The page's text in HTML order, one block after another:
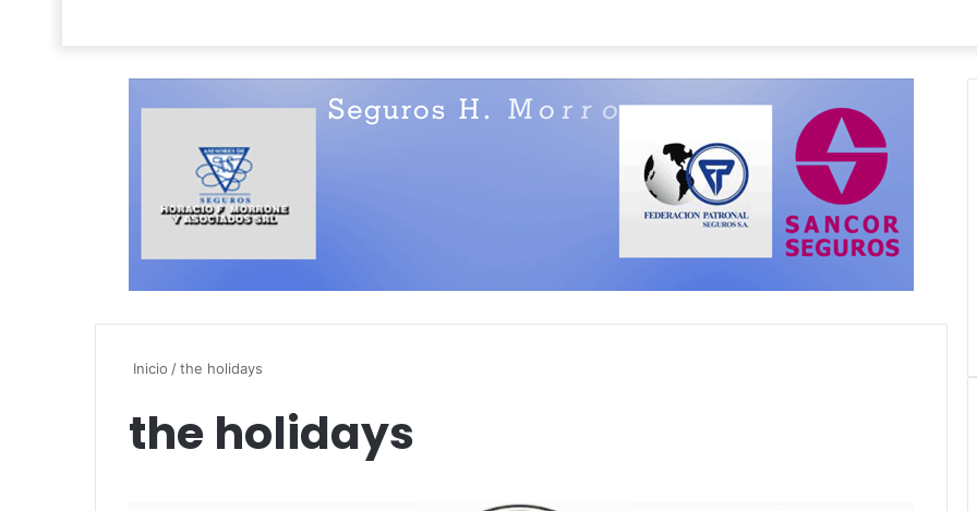
Inicio /the holidays
the holidays